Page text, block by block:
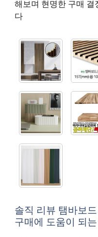
해보며 현명한 구매
다
솔직 리뷰 탬바보
구매에 도움이 되